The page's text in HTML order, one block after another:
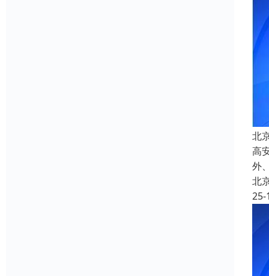
北
高
外
北
25-